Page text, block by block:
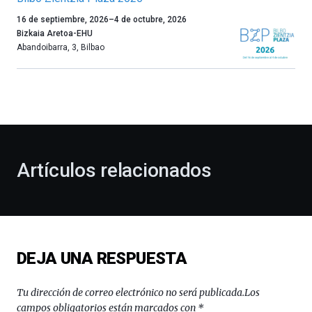
Un
año
más,
celebración
novena
Bilbo
(BZP),
16 de septiembre, 2026–4 de octubre, 2026
Bizkaia Aretoa-EHU
Abandoibarra, 3, Bilbao
Artículos relacionados
DEJA UNA RESPUESTA
Tu dirección de correo electrónico no será publicada.Los
campos obligatorios están marcados con *